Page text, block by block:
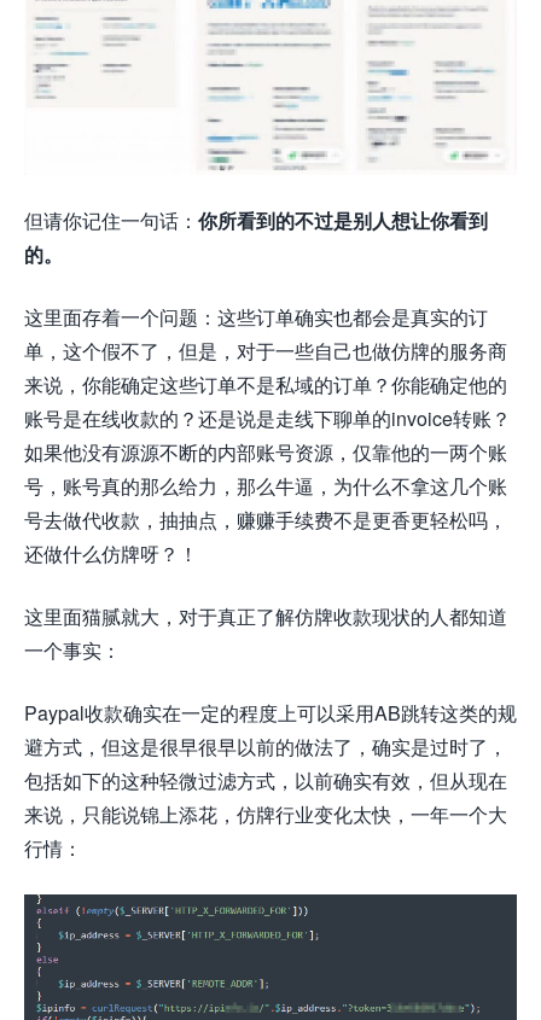
但请你记住一句话： 你所看到的不过是别人想让你看到
的。
这里面存着一个问题：这些订单确实也都会是真实的订
单，这个假不了，但是，对于一些自己也做仿牌的服务商
来说，你能确定这些订单不是私域的订单？你能确定他的
账号是在线收款的？还是说是走线下聊单的invoice转账？
如果他没有源源不断的内部账号资源，仅靠他的一两个账
号，账号真的那么给力，那么牛逼，为什么不拿这几个账
号去做代收款，抽抽点，赚赚手续费不是更香更轻松吗，
还做什么仿牌呀？！
这里面猫腻就大，对于真正了解仿牌收款现状的人都知道
一个事实：
Paypal收款确实在一定的程度上可以采用AB跳转这类的规
避方式，但这是很早很早以前的做法了，确实是过时了，
包括如下的这种轻微过滤方式，以前确实有效，但从现在
来说，只能说锦上添花，仿牌行业变化太快，一年一个大
行情：